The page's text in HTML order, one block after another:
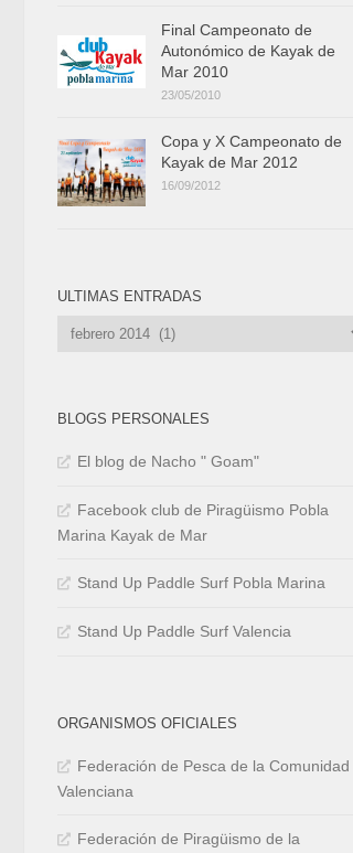
Final Campeonato de
Autonómico de Kayak de
Mar 2010
23/05/2010
Copa y X Campeonato de
Kayak de Mar 2012
16/09/2012
ULTIMAS ENTRADAS
Ultimas
BLOGS PERSONALES
El blog de Nacho " Goam"
Facebook club de Piragüismo Pobla
Marina Kayak de Mar
Stand Up Paddle Surf Pobla Marina
Stand Up Paddle Surf Valencia
ORGANISMOS OFICIALES
Federación de Pesca de la Comunidad
Valenciana
Federación de Piragüismo de la